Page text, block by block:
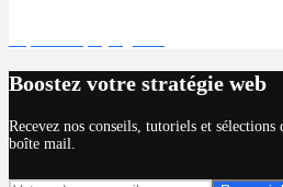
Boostez votre stratégie web
Recevez nos conseils, tutoriels et
boîte mail.